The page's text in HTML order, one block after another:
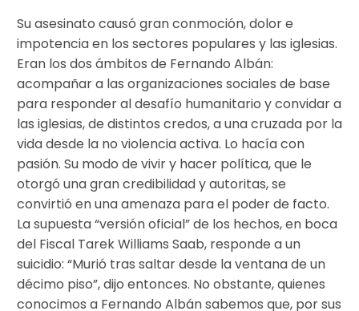
Su asesinato causó gran conmoción, dolor e
impotencia en los sectores populares y las iglesias.
Eran los dos ámbitos de Fernando Albán:
acompañar a las organizaciones sociales de base
para responder al desafío humanitario y convidar a
las iglesias, de distintos credos, a una cruzada por la
vida desde la no violencia activa. Lo hacía con
pasión. Su modo de vivir y hacer política, que le
otorgó una gran credibilidad y autoritas, se
convirtió en una amenaza para el poder de facto.
La supuesta “versión oficial” de los hechos, en boca
del Fiscal Tarek Williams Saab, responde a un
suicidio: “Murió tras saltar desde la ventana de un
décimo piso”, dijo entonces. No obstante, quienes
conocimos a Fernando Albán sabemos que, por sus